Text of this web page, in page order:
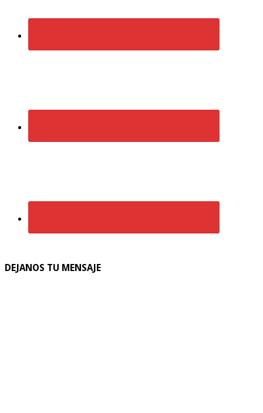
DEJANOS TU MENSAJE